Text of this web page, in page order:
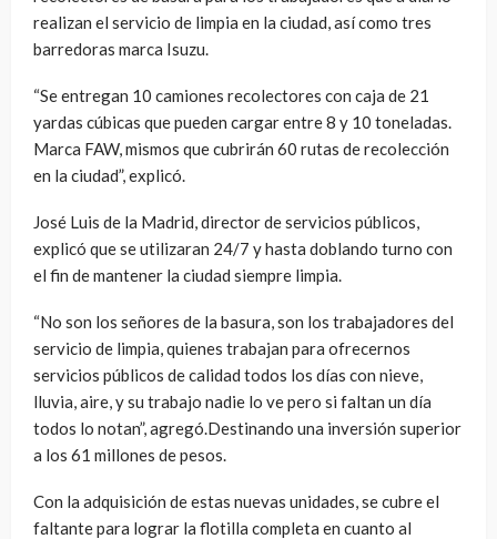
realizan el servicio de limpia en la ciudad, así como tres
barredoras marca Isuzu.
“Se entregan 10 camiones recolectores con caja de 21
yardas cúbicas que pueden cargar entre 8 y 10 toneladas.
Marca FAW, mismos que cubrirán 60 rutas de recolección
en la ciudad”, explicó.
José Luis de la Madrid, director de servicios públicos,
explicó que se utilizaran 24/7 y hasta doblando turno con
el fin de mantener la ciudad siempre limpia.
“No son los señores de la basura, son los trabajadores del
servicio de limpia, quienes trabajan para ofrecernos
servicios públicos de calidad todos los días con nieve,
lluvia, aire, y su trabajo nadie lo ve pero si faltan un día
todos lo notan”, agregó.Destinando una inversión superior
a los 61 millones de pesos.
Con la adquisición de estas nuevas unidades, se cubre el
faltante para lograr la flotilla completa en cuanto al